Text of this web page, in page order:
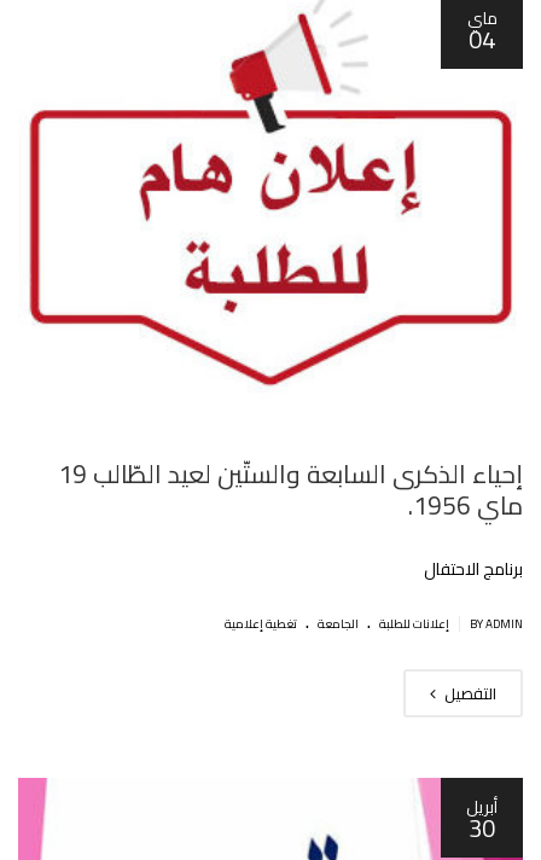
ماي
04
إحياء الذكرى السابعة والستّين لعيد الطّالب 19
ماي 1956.
برنامج الاحتفال
BY ADMIN إعلانات للطلبة . الجامعة . تغطية إعلامية
التفصيل
أبريل
30